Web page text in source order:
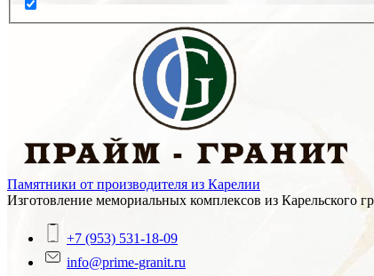
Памятники от производителя из Карелии
Изготовление мемориальных комплексов из Карельского
+7 (953) 531-18-09
info@prime-granit.ru